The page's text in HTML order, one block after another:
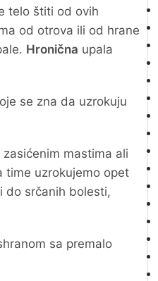
telo štiti od ovih
od otrova ili od hrane
Hronična upala
se zna da uzrokuju
mastima ali
time uzrokujemo opet
do srčanih bolesti,
sa premalo